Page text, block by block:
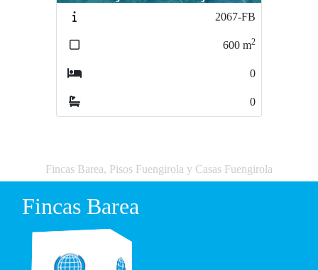
2067-FB
m2
Fincas Barea, Pisos Fuengirola y Casas Fuengirola
Fincas Barea